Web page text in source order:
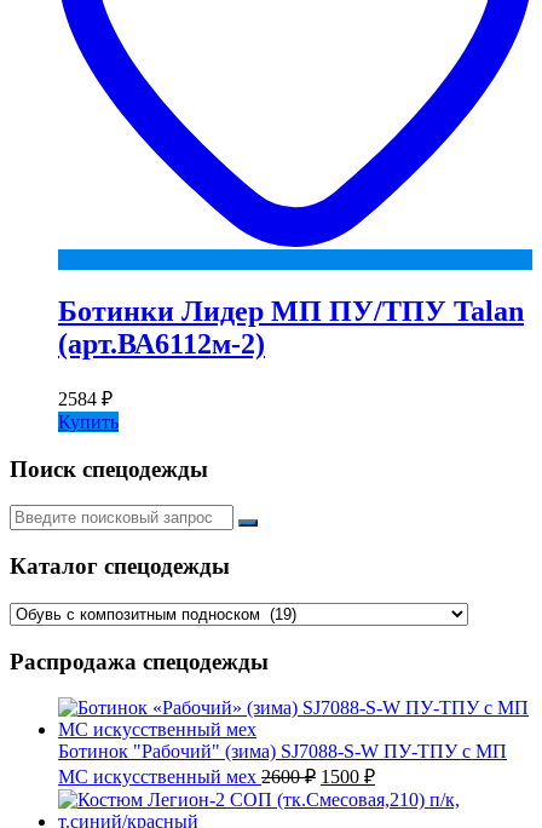
Ботинки Лидер МП ПУ/ТПУ Talan
(арт.ВА6112м-2)
2584 ₽
Купить
Поиск спецодежды
Искать:
Каталог спецодежды
Распродажа спецодежды
Ботинок "Рабочий" (зима) SJ7088-S-W ПУ-ТПУ с МП
МС искусственный мех 2600₽ Первоначальная
цена
составляла
1500 ₽Текущая
цена: